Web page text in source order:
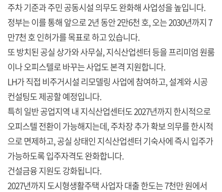
주차 기준과 주민 공동시설 의무도 완화해 사업성을 높입니다.
정부는 이를 통해 앞으로 2년 동안 2만6천 호, 오는 2030년까지 7
만7천 호 인허가를 목표로 하고 있습니다.
또 방치된 공실 상가와 사무실, 지식산업센터 등을 프리미엄 원룸
이나 오피스텔로 바꾸는 사업도 본격 지원합니다.
LH가 직접 비주거시설 리모델링 사업에 참여하고, 설계와 시공
컨설팅도 제공할 예정입니다.
특히 일반 공업지역 내 지식산업센터도 2027년까지 한시적으로
오피스텔 전환이 가능해지는데, 주차장 추가 확보 의무를 한시적
으로 면제하고, 공실 상태인 지식산업센터 기숙사에 즉시 입주가
가능하도록 입주자격도 완화합니다.
건설금융 지원도 강화됩니다.
2027년까지 도시형생활주택 사업자 대출 한도는 7천만 원에서